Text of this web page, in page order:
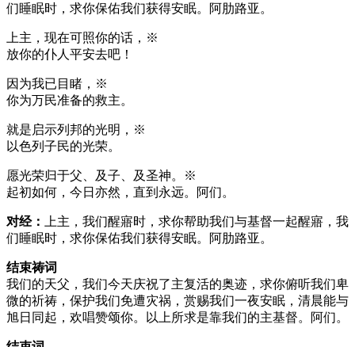
们睡眠时，求你保佑我们获得安眠。阿肋路亚。
上主，现在可照你的话，※
放你的仆人平安去吧！
因为我已目睹，※
你为万民准备的救主。
就是启示列邦的光明，※
以色列子民的光荣。
愿光荣归于父、及子、及圣神。※
起初如何，今日亦然，直到永远。阿们。
对经：
上主，我们醒寤时，求你帮助我们与基督一起醒寤，我
们睡眠时，求你保佑我们获得安眠。阿肋路亚。
结束祷词
我们的天父，我们今天庆祝了主复活的奥迹，求你俯听我们卑
微的祈祷，保护我们免遭灾祸，赏赐我们一夜安眠，清晨能与
旭日同起，欢唱赞颂你。以上所求是靠我们的主基督。阿们。